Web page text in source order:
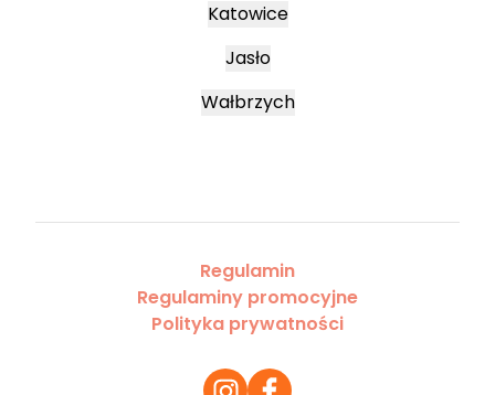
Katowice
Jasło
Wałbrzych
Regulamin
Regulaminy promocyjne
Polityka prywatności